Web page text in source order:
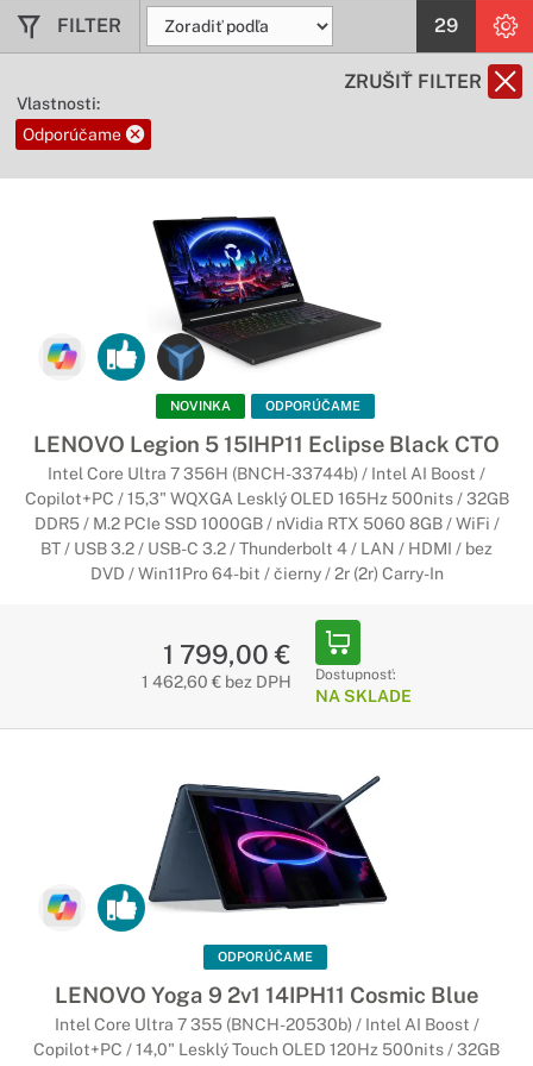
notebookov ThinkPad poskytujú zvýšený komfort a
produktivitu.
Notebooky Lenovo IdeaPad
Funkčný, zábavný a štýlový
vysokovýkonné herné notebooky dopĺňajúce náš rad
inovatívnych konvertibilných zariadení Yoga.
Notebooky Lenovo YOGA
Flexibilné a štýlové zariadenia
Vďaka kombinácii flexibility a inovatívnych technológií
výkon, úžasný dizajn a štyri rôzne režimy používania.
Výsledkom je neprekonateľná flexibilnosť prenosných
zariadení.
Notebooky Lenovo V séria
Notebooky Lenovo poháňanú vašu predstavivosť a zmysel pre
sebavyjadrenie, či už ste častým cestovateľom, extrémnym
hráčom alebo milovníkom hudby. Ponúkajú najnovšie
počítače, grafické karty, displeje a zvukovú technológiu – to
najinteligentnejších dizajnov notebookov a konvertibilných
Notebooky Lenovo Legion
Nekompromisné hranie hier
Vynikajúce procesory, špičková grafika, možnosť
pretaktovania, veľmi rýchle úložisko a ďalšie. Vezmite si so
sebou silný herný výkon, nech ste kdekoľvek.
Notebooky Lenovo ThinkBook
FILTER 29
Vlastnosti:
Odporúčame
ZRUŠIŤ FILTER
NOVINKA ODPORÚČAME
LENOVO Legion 5 15IHP11 Eclipse Black CTO
Intel Core Ultra 7 356H (BNCH-33744b) / Intel AI Boost /
Copilot+PC / 15,3" WQXGA Lesklý OLED 165Hz 500nits / 32GB
DDR5 / M.2 PCIe SSD 1000GB / nVidia RTX 5060 8GB / WiFi /
BT / USB 3.2 / USB-C 3.2 / Thunderbolt 4 / LAN / HDMI / bez
DVD / Win11Pro 64-bit / čierny / 2r (2r) Carry-In
1 799,00 €
1 462,60 € bez DPH Dostupnosť:
NA SKLADE
ODPORÚČAME
LENOVO Yoga 9 2v1 14IPH11 Cosmic Blue
Intel Core Ultra 7 355 (BNCH-20530b) / Intel AI Boost /
Copilot+PC / 14,0" Lesklý Touch OLED 120Hz 500nits / 32GB